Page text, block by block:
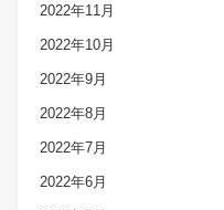
2022年11月
2022年10月
2022年9月
2022年8月
2022年7月
2022年6月